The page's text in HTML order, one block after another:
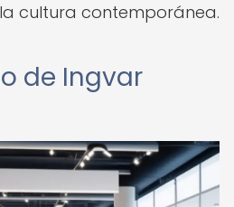
cultura contemporánea.
de Ingvar